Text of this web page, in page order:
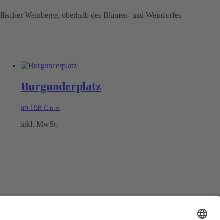
Weinberge, oberhalb des Blumen- und Weindorfes
Burgunderplatz
ab 198 € n. v.
inkl. MwSt.